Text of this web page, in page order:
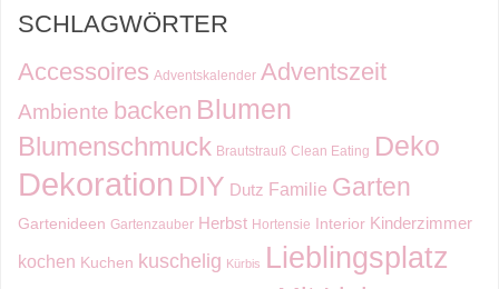
SCHLAGWÖRTER
Accessoires Adventskalender Adventszeit
Ambiente backen Blumen
Blumenschmuck Brautstrauß Clean Eating Deko
Dekoration DIY Dutz Familie Garten
Gartenideen Gartenzauber Herbst Hortensie Interior Kinderzimmer
kochen Kuchen kuschelig Kürbis Lieblingsplatz